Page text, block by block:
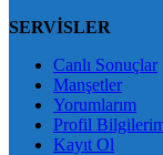
SERVİSLER
Canlı Sonuçlar
Manşetler
Yorumlarım
Profil
Kayıt Ol